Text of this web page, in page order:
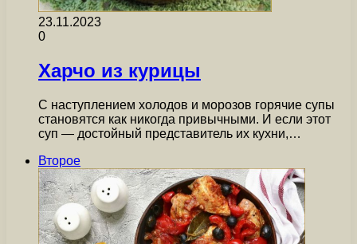
23.11.2023
0
Харчо из курицы
С наступлением холодов и морозов горячие супы
становятся как никогда привычными. И если этот
суп — достойный представитель их кухни,…
Второе